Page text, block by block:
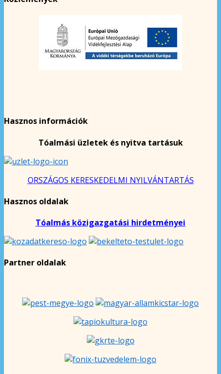
Hasznos információk
Tóalmási üzletek és nyitva tartásuk
ORSZÁGOS KERESKEDELMI NYILVÁNTARTÁS
Hasznos oldalak
Tóalmás közigazgatási hirdetményei
Partner oldalak